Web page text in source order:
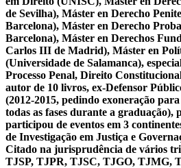
de Sevilha), Máster en Derecho
Barcelona), Máster en Derecho
Barcelona), Máster en Derechos
Carlos III de Madrid), Máster en
(Universidade de Salamanca),
Processo Penal, Direito
autor de 10 livros, ex-Defensor
(2012-2015, pedindo exoneração
todas as fases durante a graduação),
participou de eventos em 3
de Investigação em Justiça e
Citado na jurisprudência de vários
TJSP, TJPR, TJSC, TJGO, TJMG,